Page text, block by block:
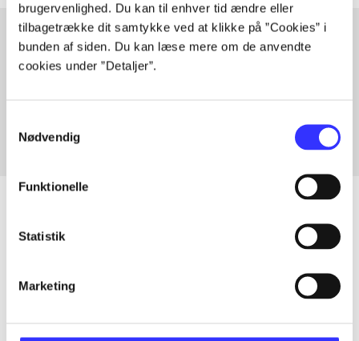
brugervenlighed. Du kan til enhver tid ændre eller
tilbagetrække dit samtykke ved at klikke på ”Cookies” i
bunden af siden. Du kan læse mere om de anvendte
cookies under ”Detaljer”.
Nødvendig
Funktionelle
Statistik
Marketing
Artikler med samme emner